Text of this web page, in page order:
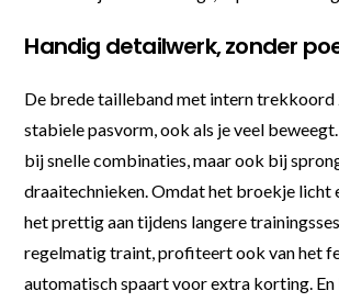
Handig detailwerk, zonder
De brede tailleband met intern trekkoord
stabiele pasvorm, ook als je veel
bij snelle combinaties, maar ook bij
draaitechnieken. Omdat het broekje licht
het prettig aan tijdens langere
regelmatig traint, profiteert ook van het
automatisch spaart voor extra korting.